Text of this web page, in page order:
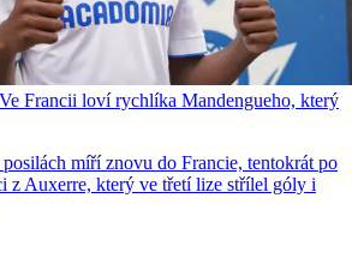
Francii loví rychlíka Mandengueho, který
míří znovu do Francie, tentokrát po
z Auxerre, který ve třetí lize střílel góly i